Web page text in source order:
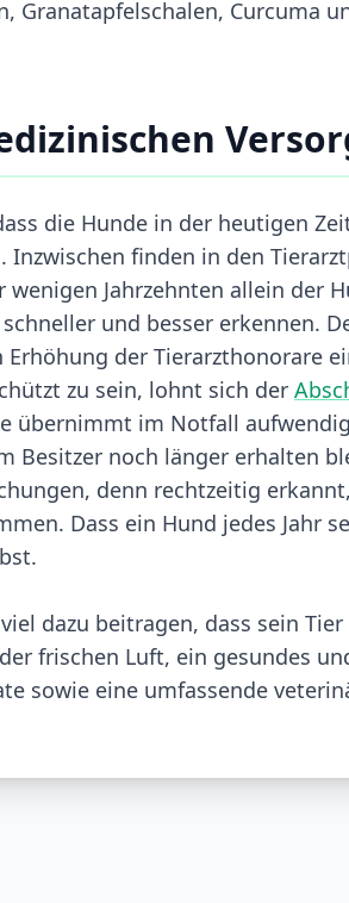
Granatapfelschalen, Curcuma
die Hunde in der heutigen
Inzwischen finden in den
wenigen Jahrzehnten allein der
und besser erkennen.
der Tierarzthonorare
zu sein, lohnt sich der
übernimmt im Notfall
Besitzer noch länger erhalten
denn rechtzeitig
Dass ein Hund jedes Jahr
dazu beitragen, dass sein
frischen Luft, ein gesundes
sowie eine umfassende